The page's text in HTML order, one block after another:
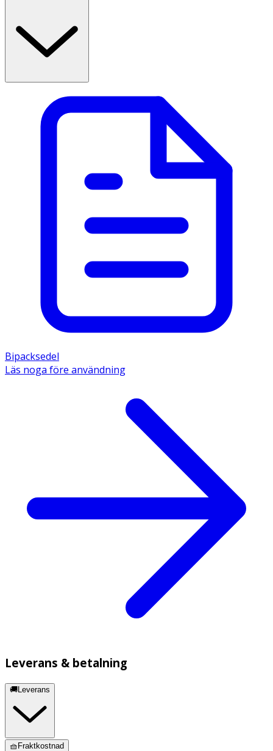
Bipacksedel
Läs noga före användning
Leverans & betalning
🚚Leverans
🧺Fraktkostnad